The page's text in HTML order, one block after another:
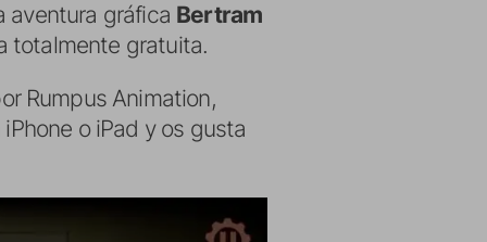
aventura gráfica Bertram
totalmente gratuita.
Rumpus Animation,
o iPad y os gusta